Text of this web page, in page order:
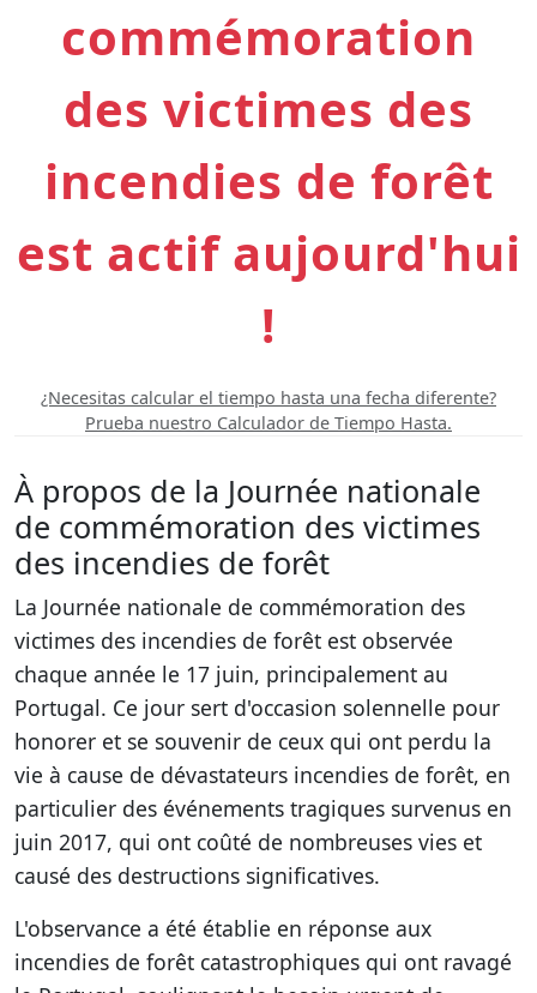
commémoration
des victimes des
incendies de forêt
est actif aujourd'hui
!
¿Necesitas calcular el tiempo hasta una fecha diferente?
Prueba nuestro Calculador de Tiempo Hasta.
À propos de la Journée nationale
de commémoration des victimes
des incendies de forêt
La Journée nationale de commémoration des
victimes des incendies de forêt est observée
chaque année le 17 juin, principalement au
Portugal. Ce jour sert d'occasion solennelle pour
honorer et se souvenir de ceux qui ont perdu la
vie à cause de dévastateurs incendies de forêt, en
particulier des événements tragiques survenus en
juin 2017, qui ont coûté de nombreuses vies et
causé des destructions significatives.
L'observance a été établie en réponse aux
incendies de forêt catastrophiques qui ont ravagé